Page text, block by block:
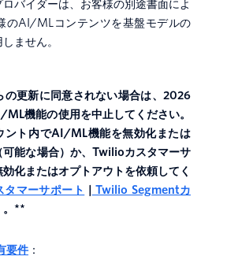
バイダーは、お客様の別途書面によ
のAI/MLコンテンツを基盤モデルの
ません。
の更新に同意されない場合は、2026
機能の使用を中止してください。
ント内でAI/ML機能を無効化または
可能な場合）か、Twilioカスタマーサ
化またはオプトアウトを依頼してく
マーサポート
Twilio Segmentカ
。**
要件 ：